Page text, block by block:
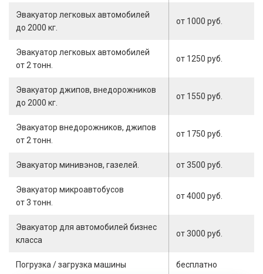
Эвакуатор легковых автомобилей
до 2000 кг.
от 1000 руб.
Эвакуатор легковых автомобилей
от 2 тонн.
от 1250 руб.
Эвакуатор джипов, внедорожников
до 2000 кг.
от 1550 руб.
Эвакуатор внедорожников, джипов
от 2 тонн.
от 1750 руб.
Эвакуатор минивэнов, газелей. от 3500 руб.
Эвакуатор микроавтобусов
от 3 тонн.
от 4000 руб.
Эвакуатор для автомобилей бизнес
класса
от 3000 руб.
Погрузка / загрузка машины бесплатно